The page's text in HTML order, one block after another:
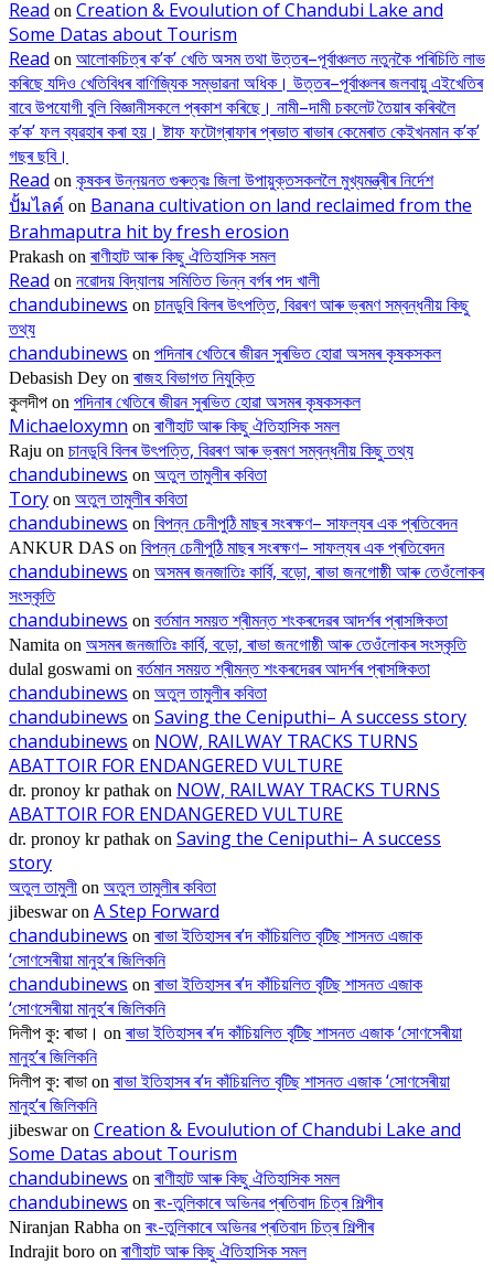
Read on Creation & Evoulution of Chandubi Lake and
Some Datas about Tourism
Read on আলোকচিত্ৰ ক’ক’ খেতি অসম তথা উত্তৰ–পূৰ্বাঞ্চলত নতুনকৈ পৰিচিতি লাভ
কৰিছে যদিও খেতিবিধৰ বাণিজ্যিক সম্ভাৱনা অধিক। উত্তৰ–পূৰ্বাঞ্চলৰ জলবায়ু এইখেতিৰ
বাবে উপযোগী বুলি বিজ্ঞানীসকলে প্ৰকাশ কৰিছে। নামী–দামী চকলেট তৈয়াৰ কৰিবলৈ
ক’ক’ ফল ব্যৱহাৰ কৰা হয়। ষ্টাফ ফটোগ্ৰাফাৰ প্ৰভাত ৰাভাৰ কেমেৰাত কেইখনমান ক’ক’
গছৰ ছবি।
Read on কৃষকৰ উন্নয়নত গুৰুত্বঃ জিলা উপায়ুক্তসকললৈ মুখ্যমন্ত্ৰীৰ নিৰ্দেশ
ปั้มไลค์ on Banana cultivation on land reclaimed from the
Brahmaputra hit by fresh erosion
Prakash onৰাণীহাট আৰু কিছু ঐতিহাসিক সমল
Read on নৱোদয় বিদ্যালয় সমিতিত ভিন্ন বৰ্গৰ পদ খালী
chandubinews on চানডুবি বিলৰ উৎপত্তি, বিৱৰণ আৰু ভ্ৰমণ সম্বন্ধনীয় কিছু
তথ্য
chandubinews on পদিনাৰ খেতিৰে জীৱন সুৰভিত হোৱা অসমৰ কৃষকসকল
Debasish Dey onৰাজহ বিভাগত নিযুক্তি
কুলদীপ on পদিনাৰ খেতিৰে জীৱন সুৰভিত হোৱা অসমৰ কৃষকসকল
Michaeloxymn onৰাণীহাট আৰু কিছু ঐতিহাসিক সমল
Raju on চানডুবি বিলৰ উৎপত্তি, বিৱৰণ আৰু ভ্ৰমণ সম্বন্ধনীয় কিছু তথ্য
chandubinews on অতুল তামুলীৰ কবিতা
Tory on অতুল তামুলীৰ কবিতা
chandubinews on বিপন্ন চেনীপুঠি মাছৰ সংৰক্ষণ– সাফল্যৰ এক প্ৰতিবেদন
ANKUR DAS on বিপন্ন চেনীপুঠি মাছৰ সংৰক্ষণ– সাফল্যৰ এক প্ৰতিবেদন
chandubinews on অসমৰ জনজাতিঃ কাৰ্বি, বড়ো, ৰাভা জনগোষ্ঠী আৰু তেওঁলোকৰ
সংস্কৃতি
chandubinews on বৰ্তমান সময়ত শ্ৰীমন্ত শংকৰদেৱৰ আদৰ্শৰ প্ৰাসঙ্গিকতা
Namita on অসমৰ জনজাতিঃ কাৰ্বি, বড়ো, ৰাভা জনগোষ্ঠী আৰু তেওঁলোকৰ সংস্কৃতি
dulal goswami on বৰ্তমান সময়ত শ্ৰীমন্ত শংকৰদেৱৰ আদৰ্শৰ প্ৰাসঙ্গিকতা
chandubinews on অতুল তামুলীৰ কবিতা
chandubinews on Saving the Ceniputhi– A success story
chandubinews on NOW, RAILWAY TRACKS TURNS
ABATTOIR FOR ENDANGERED VULTURE
dr. pronoy kr pathak on NOW, RAILWAY TRACKS TURNS
ABATTOIR FOR ENDANGERED VULTURE
dr. pronoy kr pathak on Saving the Ceniputhi– A success
story
অতুল তামুলী on অতুল তামুলীৰ কবিতা
jibeswaron A Step Forward
chandubinews onৰাভা ইতিহাসৰ ৰ’দ কাঁচিয়লিত বৃটিছ শাসনত এজাক
‘সোণসেৰীয়া মানুহ’ৰ জিলিকনি
chandubinews onৰাভা ইতিহাসৰ ৰ’দ কাঁচিয়লিত বৃটিছ শাসনত এজাক
‘সোণসেৰীয়া মানুহ’ৰ জিলিকনি
দিলীপ কু: ৰাভা। onৰাভা ইতিহাসৰ ৰ’দ কাঁচিয়লিত বৃটিছ শাসনত এজাক ‘সোণসেৰীয়া
মানুহ’ৰ জিলিকনি
দিলীপ কু: ৰাভা onৰাভা ইতিহাসৰ ৰ’দ কাঁচিয়লিত বৃটিছ শাসনত এজাক ‘সোণসেৰীয়া
মানুহ’ৰ জিলিকনি
jibeswaron Creation & Evoulution of Chandubi Lake and
Some Datas about Tourism
chandubinews onৰাণীহাট আৰু কিছু ঐতিহাসিক সমল
chandubinews onৰং-তুলিকাৰে অভিনৱ প্ৰতিবাদ চিত্ৰ শিল্পীৰ
Niranjan Rabha onৰং-তুলিকাৰে অভিনৱ প্ৰতিবাদ চিত্ৰ শিল্পীৰ
Indrajit boro onৰাণীহাট আৰু কিছু ঐতিহাসিক সমল